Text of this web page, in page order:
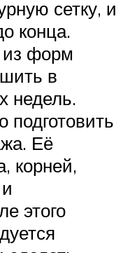
сетку, и
конца.
из форм
в
недель.
подготовить
Её
корней,
этого